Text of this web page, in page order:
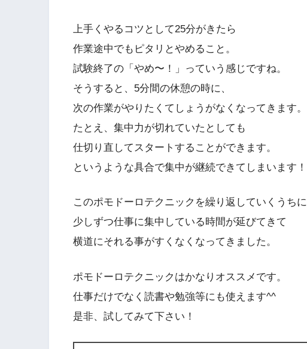
上手くやるコツとして25分がきたら
作業途中でもピタリとやめること。
試験終了の「やめ〜！」っていう感じですね。
そうすると、5分間の休憩の時に、
次の作業がやりたくてしょうがなくなってきます。
たとえ、集中力が切れていたとしても
仕切り直してスタートすることができます。
というような具合で集中が継続できてしまいます！
このポモドーロテクニックを繰り返していくうちに
少しずつ仕事に集中している時間が延びてきて
横道にそれる事がすくなくなってきました。
ポモドーロテクニックはかなりオススメです。
仕事だけでなく読書や勉強等にも使えます^^
是非、試してみて下さい！